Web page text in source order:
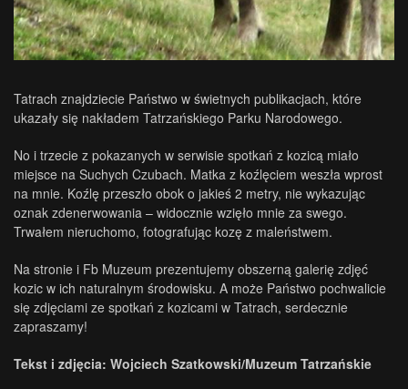
Tatrach znajdziecie Państwo w świetnych publikacjach, które
ukazały się nakładem Tatrzańskiego Parku Narodowego.
No i trzecie z pokazanych w serwisie spotkań z kozicą miało
miejsce na Suchych Czubach. Matka z koźlęciem weszła wprost
na mnie. Koźlę przeszło obok o jakieś 2 metry, nie wykazując
oznak zdenerwowania – widocznie wzięło mnie za swego.
Trwałem nieruchomo, fotografując kozę z maleństwem.
Na stronie i Fb Muzeum prezentujemy obszerną galerię zdjęć
kozic w ich naturalnym środowisku. A może Państwo pochwalicie
się zdjęciami ze spotkań z kozicami w Tatrach, serdecznie
zapraszamy!
Tekst i zdjęcia: Wojciech Szatkowski/Muzeum Tatrzańskie